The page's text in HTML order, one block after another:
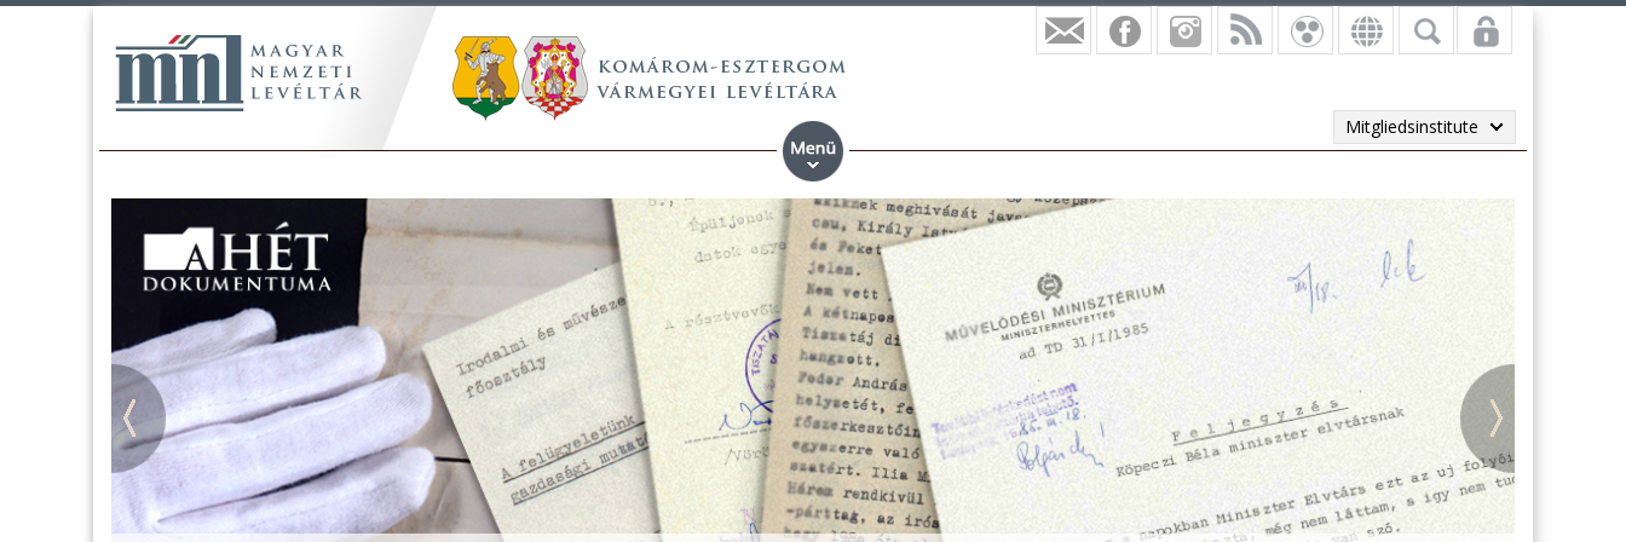
Mitgliedsinstitute
Tájékoztatás a Pest vármegyei állami anyakönyvi másodpéldányok